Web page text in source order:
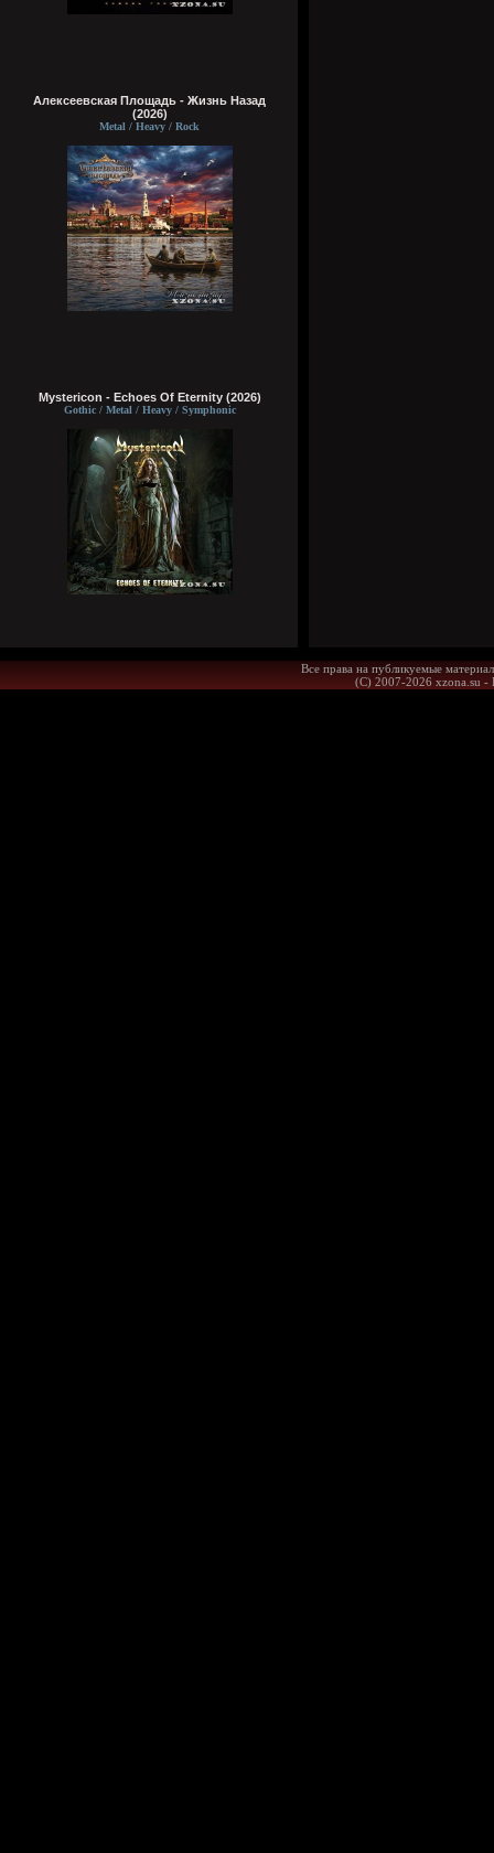
Алексеевская Площадь - Жизнь Назад
(2026)
Metal / Heavy / Rock
Mystericon - Echoes Of Eternity (2026)
Gothic / Metal / Heavy / Symphonic
Все права на публикуемые
(С) 2007-2026 xzona.su -